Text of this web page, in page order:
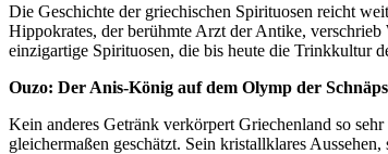
Die Geschichte der griechischen Spirituosen reicht
Hippokrates, der berühmte Arzt der Antike,
einzigartige Spirituosen, die bis heute die Trinkkultur
Ouzo: Der Anis-König auf dem Olymp der
Kein anderes Getränk verkörpert Griechenland so
gleichermaßen geschätzt. Sein kristallklares